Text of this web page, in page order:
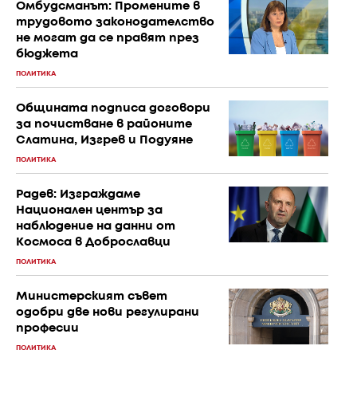
Омбудсманът: Промените в
трудовото законодателство
не могат да се правят през
бюджета
ПОЛИТИКА
Общината подписа договори
за почистване в районите
Слатина, Изгрев и Подуяне
ПОЛИТИКА
Радев: Изграждаме
Национален център за
наблюдение на данни от
Космоса в Доброславци
ПОЛИТИКА
Министерският съвет
одобри две нови регулирани
професии
ПОЛИТИКА